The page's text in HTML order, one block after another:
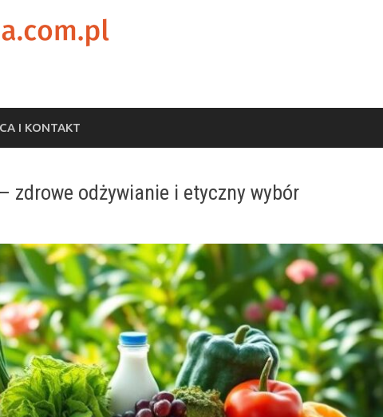
I KONTAKT
zdrowe odżywianie i etyczny wybór